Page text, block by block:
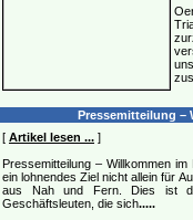
Pressemitteilung –
[ Artikel lesen ... ]
Pressemitteilung – Willkommen
ein lohnendes Ziel nicht allein für
aus Nah und Fern. Dies ist
Geschäftsleuten, die sich.....